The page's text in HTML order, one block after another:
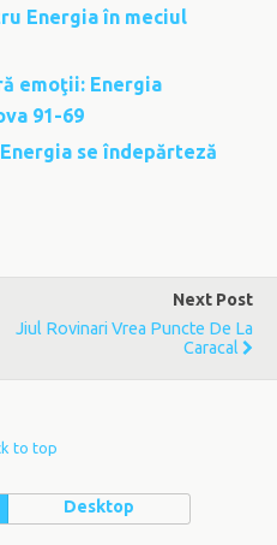
Energia în meciul
emoţii: Energia
91-69
se îndepărteză
Next Post
Jiul Rovinari Vrea Puncte De La
Caracal
to top
Desktop